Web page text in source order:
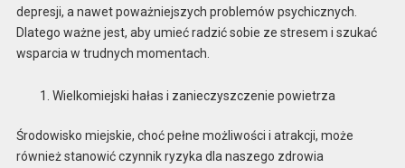
depresji, a nawet poważniejszych problemów psychicznych.
Dlatego ważne jest, aby umieć radzić sobie ze stresem i szukać
wsparcia w trudnych momentach.
Wielkomiejski hałas i zanieczyszczenie powietrza
Środowisko miejskie, choć pełne możliwości i atrakcji, może
również stanowić czynnik ryzyka dla naszego zdrowia